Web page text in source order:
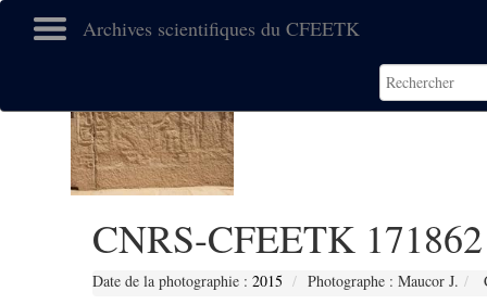
Archives scientifiques du CFEETK
CNRS-CFEETK 171862
Date de la photographie : 2015 Photographe : Maucor J.